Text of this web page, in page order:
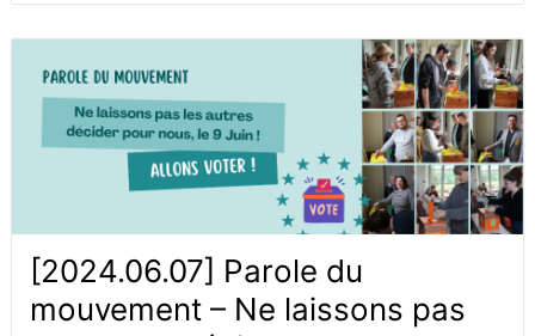
[2024.06.07] Parole du
mouvement – Ne laissons pas